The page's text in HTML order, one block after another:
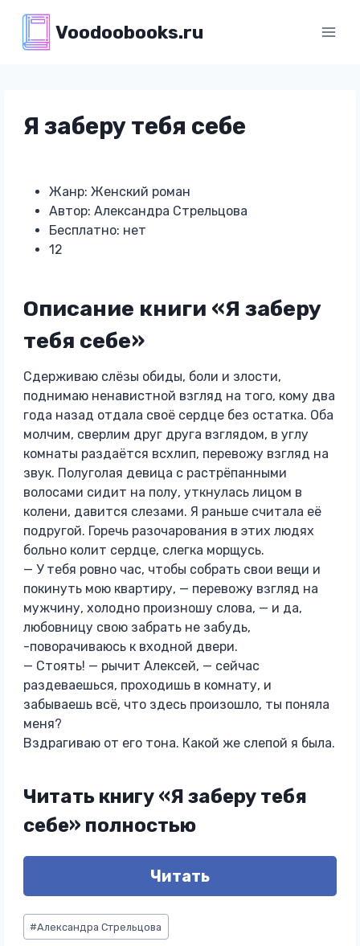
содержимому
Voodoobooks.ru
Я заберу тебя себе
Жанр: Женский роман
Автор: Александра Стрельцова
Бесплатно: нет
12
Описание книги «Я заберу
тебя себе»
Сдерживаю слёзы обиды, боли и злости,
поднимаю ненавистной взгляд на того, кому два
года назад отдала своё сердце без остатка. Оба
молчим, сверлим друг друга взглядом, в углу
комнаты раздаётся всхлип, перевожу взгляд на
звук. Полуголая девица с растрёпанными
волосами сидит на полу, уткнулась лицом в
колени, давится слезами. Я раньше считала её
подругой. Горечь разочарования в этих людях
больно колит сердце, слегка морщусь.
— У тебя ровно час, чтобы собрать свои вещи и
покинуть мою квартиру, — перевожу взгляд на
мужчину, холодно произношу слова, — и да,
любовницу свою забрать не забудь,
-поворачиваюсь к входной двери.
— Стоять! — рычит Алексей, — сейчас
раздеваешься, проходишь в комнату, и
забываешь всё, что здесь произошло, ты поняла
меня?
Вздрагиваю от его тона. Какой же слепой я была.
Читать книгу «Я заберу тебя
себе» полностью
Читать
Метки
записи:
#Александра Стрельцова